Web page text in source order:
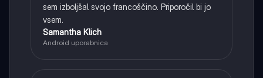
sem izboljšal svojo francoščino. Priporočil bi jo
vsem.
Samantha Klich
Android uporabnica